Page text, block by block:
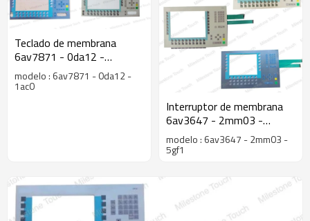
Teclado de membrana
6av7871 - 0da12 -
1ac0/6av7871 - 0da12 -
1ac0 teclado de membrana
modelo : 6av7871 - 0da12 -
1ac0
Interruptor de membrana
6av3647 - 2mm03 -
5gf1/6av3647 - 2mm03 -
5gf1 interruptor de
modelo : 6av3647 - 2mm03 -
5gf1